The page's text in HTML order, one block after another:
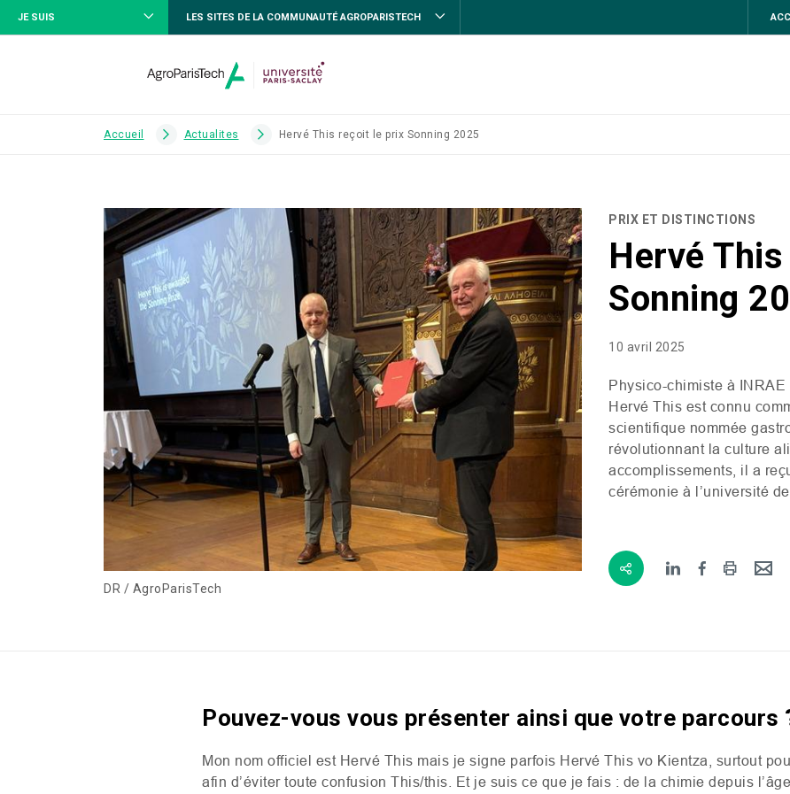
JE SUIS LES SITES DE LA COMMUNAUTÉ AGROPARISTECH
Accueil Actualites Hervé This reçoit le prix Sonning 2025
DR / AgroParisTech
PRIX ET DISTINCTIONS
Hervé
Sonning
10 avril 2025
Physico-chimiste à INRAE
Hervé This est connu
scientifique nommée
révolutionnant la culture
accomplissements, il a
cérémonie à l’université
Pouvez-vous vous présenter ainsi que votre parcours
Mon nom officiel est Hervé This mais je signe parfois Hervé This vo Kientza, surtout
afin d’éviter toute confusion This/this. Et je suis ce que je fais : de la chimie depuis